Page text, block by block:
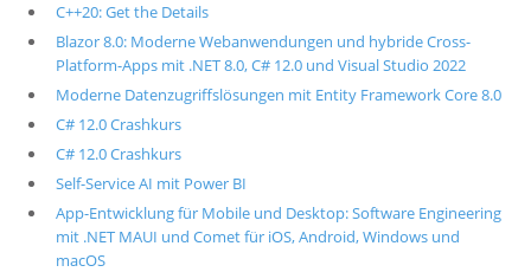
C++20: Get the Details
Blazor 8.0: Moderne Webanwendungen und hybride Cross-
Platform-Apps mit .NET 8.0, C# 12.0 und Visual Studio 2022
Moderne Datenzugriffslösungen mit Entity Framework Core 8.0
C# 12.0 Crashkurs
C# 12.0 Crashkurs
Self-Service AI mit Power BI
App-Entwicklung für Mobile und Desktop: Software Engineering
mit .NET MAUI und Comet für iOS, Android, Windows und
macOS